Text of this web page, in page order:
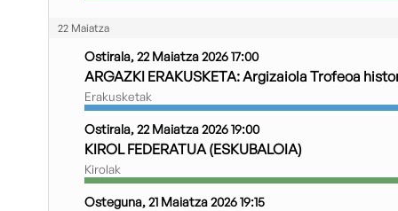
22 Maiatza
Ostirala, 22 Maiatza 2026 17:00
ARGAZKI ERAKUSKETA: Argizaiola Trofeoa
Erakusketak
Ostirala, 22 Maiatza 2026 19:00
KIROL FEDERATUA (ESKUBALOIA)
Kirolak
Osteguna, 21 Maiatza 2026 19:15